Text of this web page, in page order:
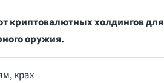
криптовалютных холдингов для
оружия.
крах